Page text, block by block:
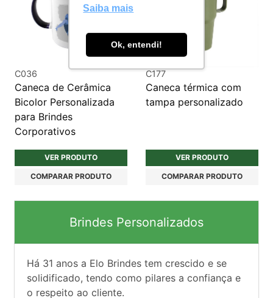
Saiba mais
Ok, entendi!
C036
Caneca de Cerâmica
Bicolor Personalizada
para Brindes
Corporativos
VER PRODUTO
COMPARAR PRODUTO
C177
Caneca térmica com
tampa personalizado
VER PRODUTO
COMPARAR PRODUTO
Brindes Personalizados
Há 31 anos a Elo Brindes tem crescido e se
solidificado, tendo como pilares a confiança e
o respeito ao cliente.